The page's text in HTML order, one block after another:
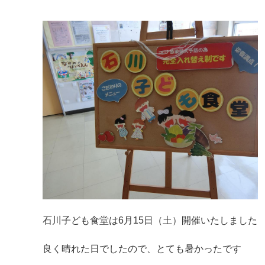
石川子ども食堂は6月15日（土）開催いたしました
良く晴れた日でしたので、とても暑かったです